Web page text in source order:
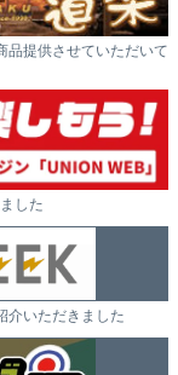
品提供させていただいて
した
介いただきました